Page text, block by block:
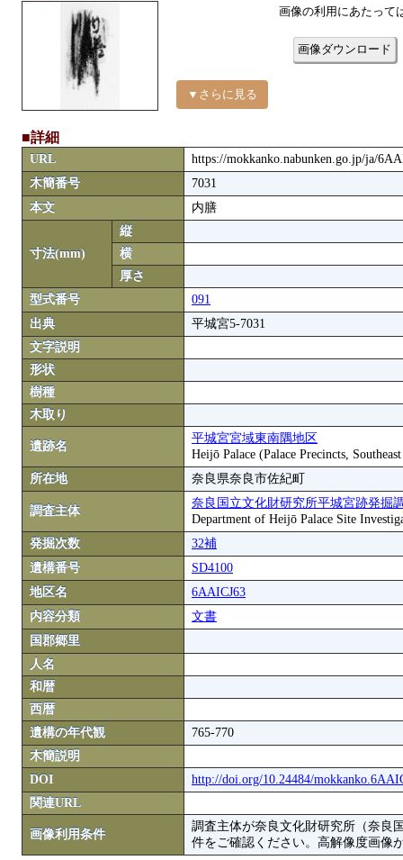
▼さらに見る
画像の利用にあたって
画像ダウンロード
■詳細
URL
https://mokkanko.nabunken.go.jp/ja/
木簡番号
7031
本文
内膳
寸法(mm)
縦
横
厚さ
型式番号
091
出典
平城宮5-7031
文字説明
形状
樹種
木取り
遺跡名
平城宮宮域東南隅地区
Heijō Palace (Palace Precincts,
所在地
奈良県奈良市佐紀町
調査主体
奈良国立文化財研究所平城宮跡発掘
Department of Heijō Palace Site
発掘次数
32補
遺構番号
SD4100
地区名
6AAICJ63
内容分類
文書
国郡郷里
人名
和暦
西暦
遺構の年代観
765-770
木簡説明
DOI
http://doi.org/10.24484/
関連URL
画像利用条件
調査主体が奈良文化財研究所（奈良
件をご確認ください。高解像度画像